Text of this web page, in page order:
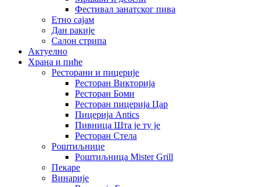
Фестивал занатског пива
Етно сајам
Дан ракије
Салон стрипа
Актуелно
Храна и пиће
Ресторани и пицерије
Ресторан Викторија
Ресторан Боми
Ресторан пицерија Цар
Пицерија Аntics
Пивница Шта је ту је
Ресторан Стела
Роштиљнице
Роштиљница Mister Grill
Пекаре
Винарије